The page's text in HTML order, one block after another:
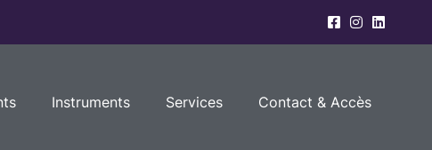
Instruments Services Contact & Accès